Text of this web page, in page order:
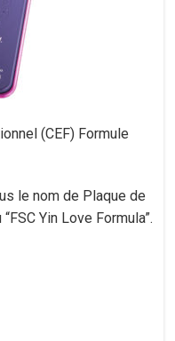
(CEF) Formule
le nom de Plaque de
Yin Love Formula”.